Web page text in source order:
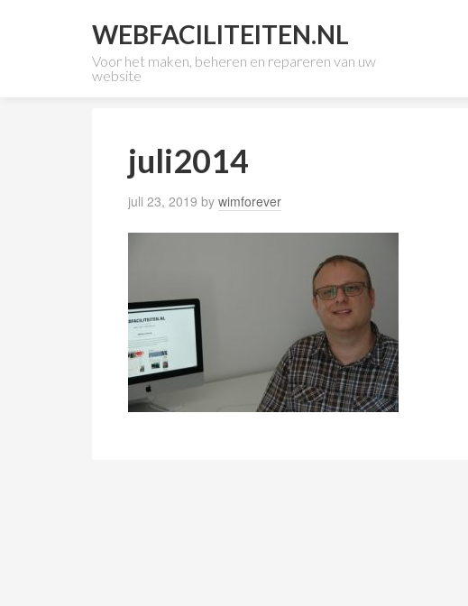
WEBFACILITEITEN.NL
Voor het maken, beheren en repareren van uw
website
juli2014
juli 23, 2019 by wimforever